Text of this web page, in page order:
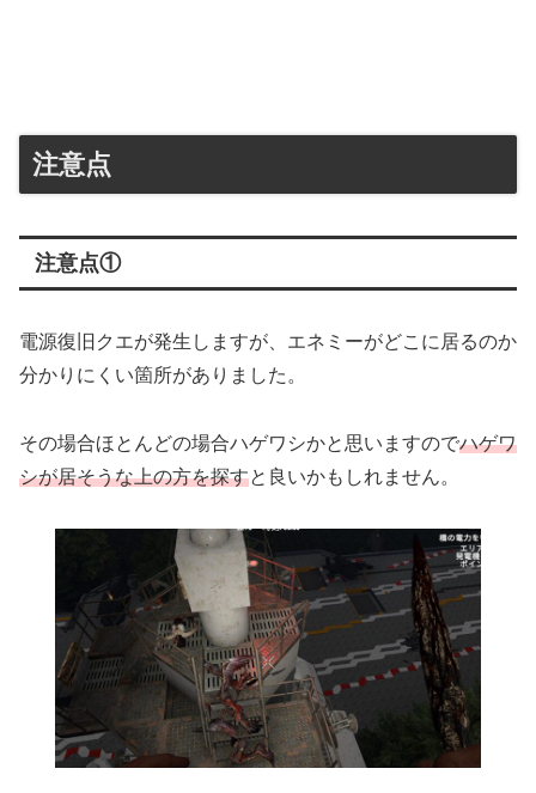
注意点
注意点①
電源復旧クエが発生しますが、エネミーがどこに居るのか
分かりにくい箇所がありました。
その場合ほとんどの場合ハゲワシかと思いますのでハゲワ
シが居そうな上の方を探すと良いかもしれません。